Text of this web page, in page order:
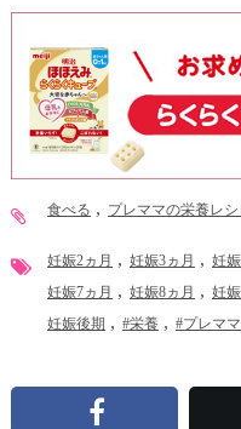
食べる プレママの栄養レシ
妊娠2ヵ月 妊娠3ヵ月 妊
妊娠7ヵ月 妊娠8ヵ月 妊
妊娠後期 #栄養 #プレマ